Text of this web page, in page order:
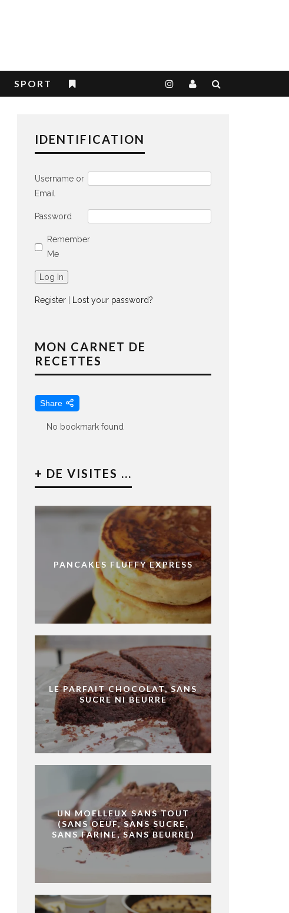
SPORT
IDENTIFICATION
Username or
Email
Password
Remember
Me
Register Lost your password?
MON CARNET DE
RECETTES
Share
No bookmark found
+ DE VISITES ...
PANCAKES FLUFFY EXPRESS
LE PARFAIT CHOCOLAT, SANS
SUCRE NI BEURRE
UN MOELLEUX SANS TOUT
(SANS OEUF, SANS SUCRE,
SANS FARINE, SANS BEURRE)